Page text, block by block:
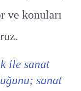
ve konuları
ile sanat
sanat